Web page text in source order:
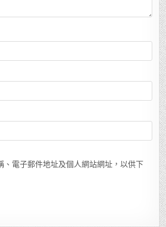
、電子郵件地址及個人網站網址，以供下